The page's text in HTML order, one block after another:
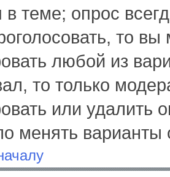
теме; опрос
то
любой из
то только
или удалить
менять варианты